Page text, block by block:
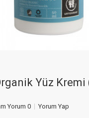
Yüz Kremi
Yorum 0 Yorum Yap